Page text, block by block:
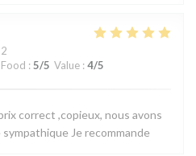
Food : 5/5 Value : 4/5
correct ,copieux, nous avons
Je recommande